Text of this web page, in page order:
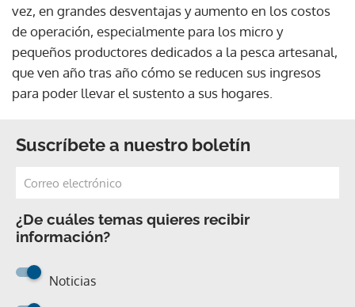
vez, en grandes desventajas y aumento en los costos
de operación, especialmente para los micro y
pequeños productores dedicados a la pesca artesanal,
que ven año tras año cómo se reducen sus ingresos
para poder llevar el sustento a sus hogares.
Suscríbete a nuestro boletín
¿De cuáles temas quieres recibir
información?
Noticias